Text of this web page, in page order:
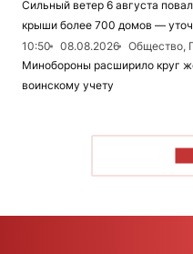
Сильный ветер 6 августа
крыши более 700 домов —
10:50
08.08.2026
Общество,
Минобороны расширило круг
воинскому учету